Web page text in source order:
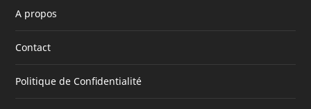
A propos
Contact
Politique de Confidentialité